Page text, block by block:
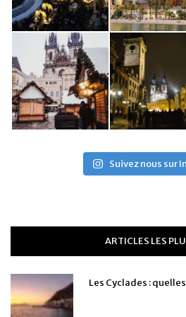
Suivez nous sur
ARTICLES LES
Les Cyclades :